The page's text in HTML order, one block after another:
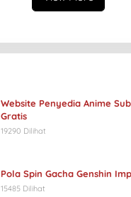
Website Penyedia Anime
Gratis
19290 Dilihat
Pola Spin Gacha Genshin
15485 Dilihat